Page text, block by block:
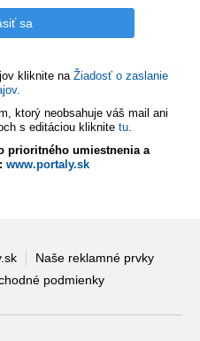
kliknite na Žiadosť o zaslanie
ktorý neobsahuje váš mail ani
s editáciou kliknite tu.
prioritného umiestnenia a
www.portaly.sk
Naše reklamné prvky
podmienky